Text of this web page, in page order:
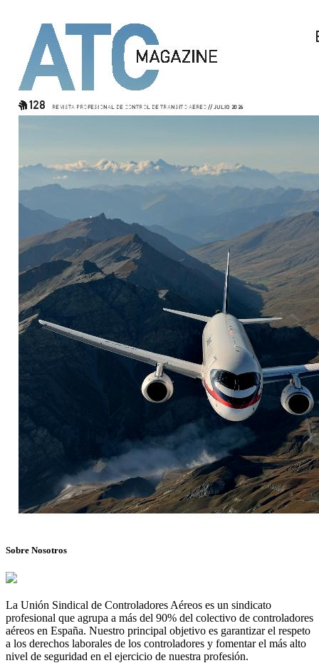
Sobre Nosotros
La Unión Sindical de Controladores Aéreos es un sindicato
profesional que agrupa a más del 90% del colectivo de controladores
aéreos en España. Nuestro principal objetivo es garantizar el respeto
a los derechos laborales de los controladores y fomentar el más alto
nivel de seguridad en el ejercicio de nuestra profesión.